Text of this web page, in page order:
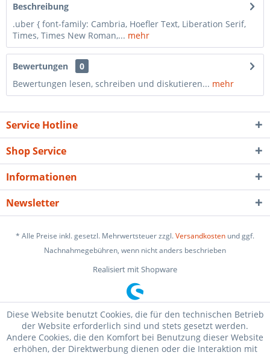
Beschreibung
.uber { font-family: Cambria, Hoefler Text, Liberation Serif,
Times, Times New Roman,... mehr
Bewertungen
0
Bewertungen lesen, schreiben und diskutieren... mehr
Service Hotline
Shop Service
Informationen
Newsletter
* Alle Preise inkl. gesetzl. Mehrwertsteuer zzgl.Versandkosten und ggf.
Nachnahmegebühren, wenn nicht anders beschrieben
Realisiert mit Shopware
Diese Website benutzt Cookies, die für den technischen Betrieb
der Website erforderlich sind und stets gesetzt werden.
Andere Cookies, die den Komfort bei Benutzung dieser Website
erhöhen, der Direktwerbung dienen oder die Interaktion mit